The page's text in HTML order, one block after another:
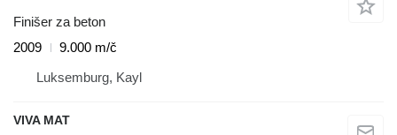
Finišer za beton
2009
9.000 m/č
Luksemburg, Kayl
VIVA MAT